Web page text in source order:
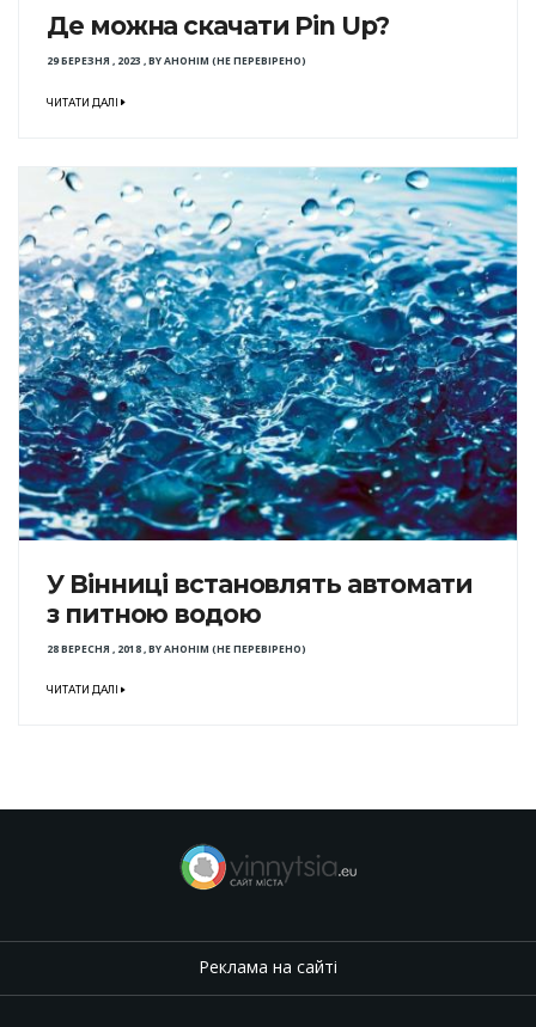
Де можна скачати Pin Up?
29 БЕРЕЗНЯ , 2023 ,BYАНОНІМ (НЕ ПЕРЕВІРЕНО)
ЧИТАТИ ДАЛІ
У Вінниці встановлять автомати
з питною водою
28 ВЕРЕСНЯ , 2018,BYАНОНІМ (НЕ ПЕРЕВІРЕНО)
ЧИТАТИ ДАЛІ
Реклама на сайті